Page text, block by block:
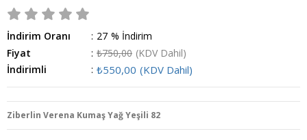
İndirim Oranı : %
27
İndirim
Fiyat
: ₺750,00 (KDV Dahil)
İndirimli
: ₺550,00 (KDV Dahil)
Ziberlin Verena Kumaş Yağ Yeşili 82